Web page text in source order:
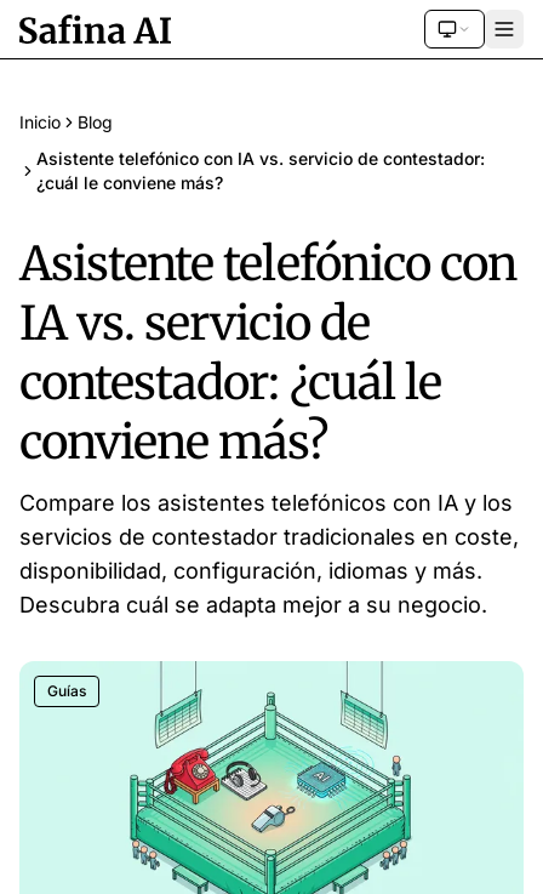
Inicio
Blog
Asistente telefónico con IA vs. servicio de contestador:
¿cuál le conviene más?
Asistente telefónico con
IA vs. servicio de
contestador: ¿cuál le
conviene más?
Compare los asistentes telefónicos con IA y los
servicios de contestador tradicionales en coste,
disponibilidad, configuración, idiomas y más.
Descubra cuál se adapta mejor a su negocio.
Guías